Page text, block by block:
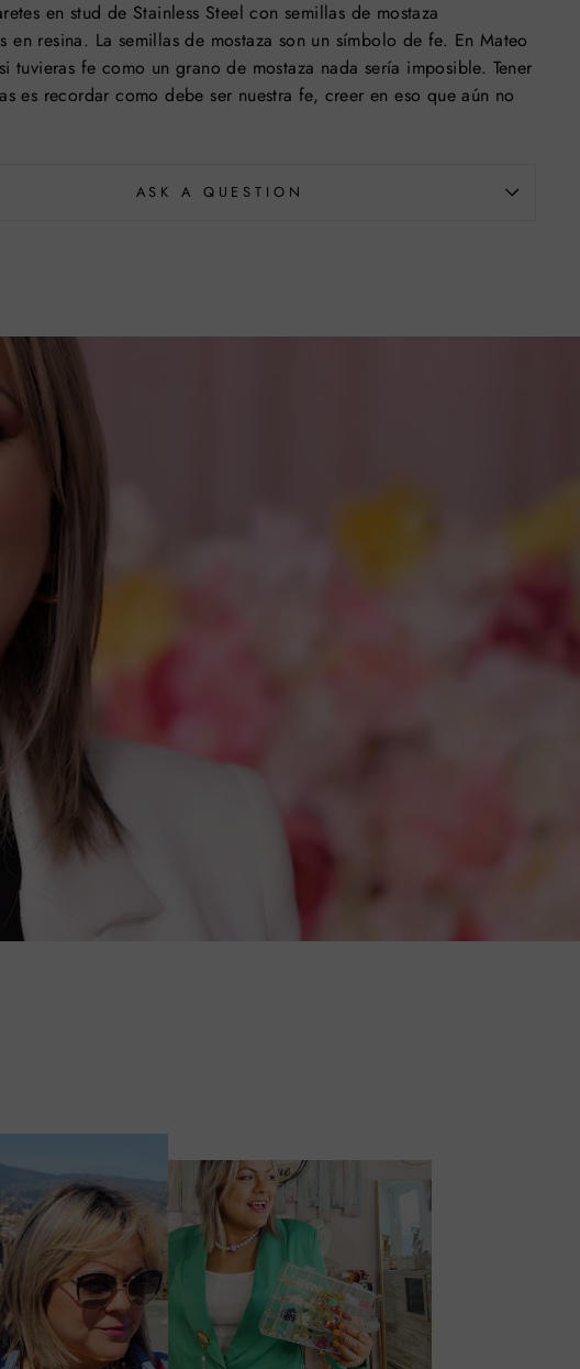
en stud de Stainless Steel con semillas de mostaza
en resina. La semillas de mostaza son un símbolo de fe. En Mateo
tuvieras fe como un grano de mostaza nada sería imposible. Tener
es recordar como debe ser nuestra fe, creer en eso que aún no
ASK A QUESTION